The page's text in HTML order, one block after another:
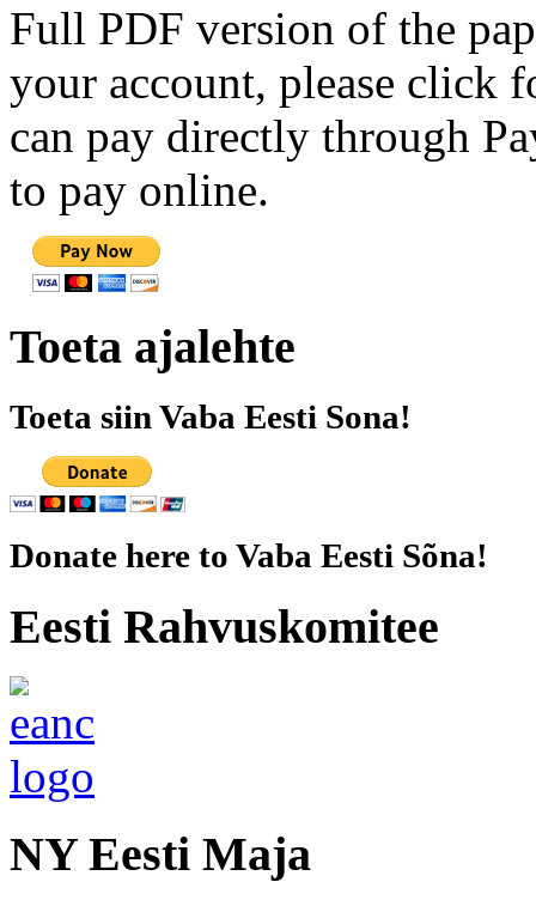
Full PDF version of the
your account, please click
can pay directly through
to pay online.
Toeta ajalehte
Toeta siin Vaba Eesti Sona!
Donate here to Vaba Eesti Sõna!
Eesti Rahvuskomitee
NY Eesti Maja